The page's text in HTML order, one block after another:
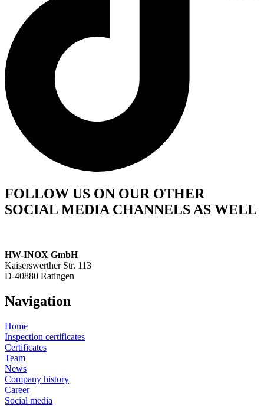
FOLLOW US ON OUR OTHER
SOCIAL MEDIA CHANNELS AS WELL
HW-INOX GmbH
Kaiserswerther Str. 113
D-40880 Ratingen
Navigation
Home
Inspection certificates
Certificates
Team
News
Company history
Career
Social media